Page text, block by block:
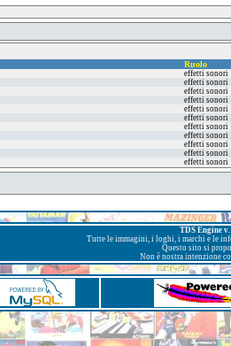
Ruolo
effetti sonori
effetti sonori
effetti sonori
effetti sonori
effetti sonori
effetti sonori
effetti sonori
effetti sonori
effetti sonori
effetti sonori
effetti sonori
TDS Engine
Tutte le immagini, i loghi, i marchi e le
Questo sito si
Non è nostra intenzione